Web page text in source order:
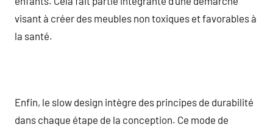
visant à créer des meubles non toxiques et favorables à
la santé.
Enfin, le slow design intègre des principes de durabilité
dans chaque étape de la conception. Ce mode de